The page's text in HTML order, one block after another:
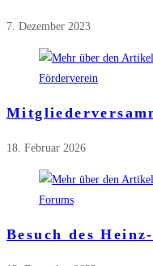
7. Dezember 2023
18. Februar 2026
Besuch des